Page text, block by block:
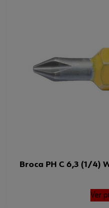
Broca PH C 6,3 (1/4)
Ver